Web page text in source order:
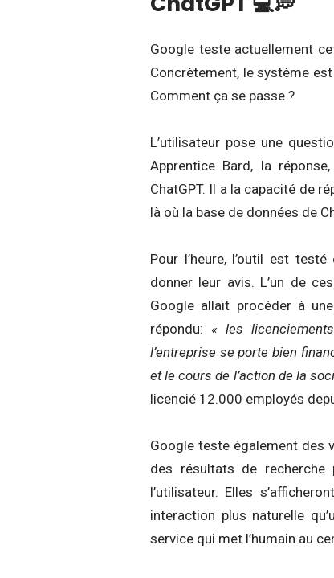
Google teste actuellement
Concrètement, le système
Comment ça se passe ?
L’utilisateur pose une
Apprentice Bard, la
ChatGPT. Il a la capacité de
là où la base de données de
Pour l’heure, l’outil est
donner leur avis. L’un de
Google allait procéder à
répondu: « les
l’entreprise se porte bien
et le cours de l’action de la
licencié 12.000 employés
Google teste également des
des résultats de
l’utilisateur. Elles
interaction plus naturelle
service qui met l’humain au